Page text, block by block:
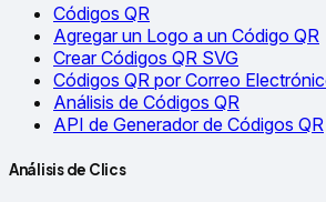
Códigos QR
Agregar un Logo a un Código QR
Crear Códigos QR SVG
Códigos QR por Correo
Análisis de Códigos QR
API de Generador de Códigos QR
Análisis de Clics